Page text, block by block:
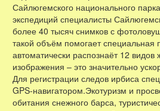
Сайлюгемского национального
экспедиций специалисты
более 40 тысяч снимков с
такой объём помогает специальная
автоматически распознаёт 12 видов
изображения – это значительно
Для регистрации следов ирбиса
GPS-навигатором.Экотуризм и
обитания снежного барса,